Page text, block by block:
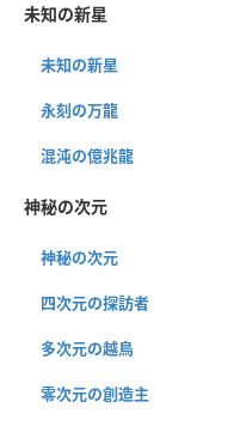
未知の新星
未知の新星
永刻の万龍
混沌の億兆龍
神秘の次元
神秘の次元
四次元の探訪者
多次元の越鳥
零次元の創造主